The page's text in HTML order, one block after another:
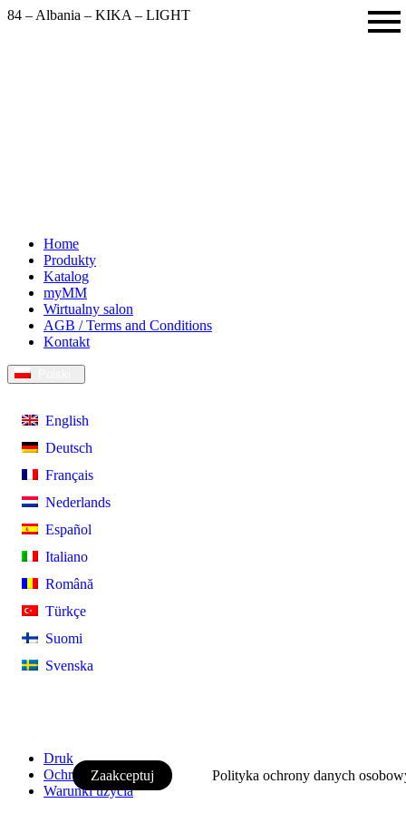
84 – Albania – KIKA – LIGHT
Home
Produkty
Katalog
myMM
Wirtualny salon
AGB / Terms and Conditions
Kontakt
English
Deutsch
Français
Nederlands
Español
Italiano
Română
Türkçe
Suomi
Svenska
Druk
Ochrona danych
Warunki użycia
Zaakceptuj
Polityka ochrony danych